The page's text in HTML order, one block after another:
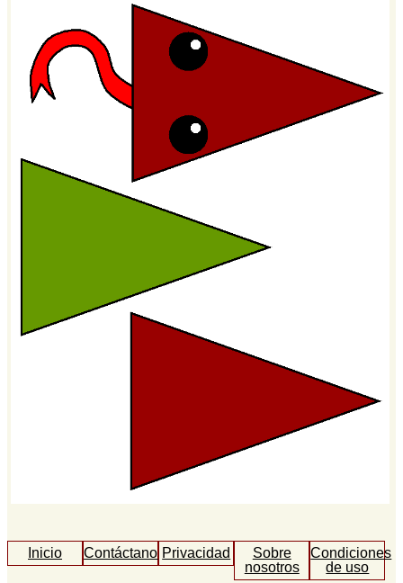
Inicio ContáctanosPrivacidad
Sobre
nosotros
Condiciones
de uso